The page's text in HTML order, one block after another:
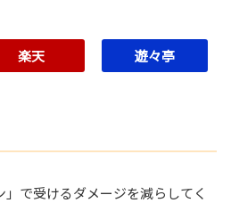
楽天 遊々亭
で受けるダメージを減らしてく